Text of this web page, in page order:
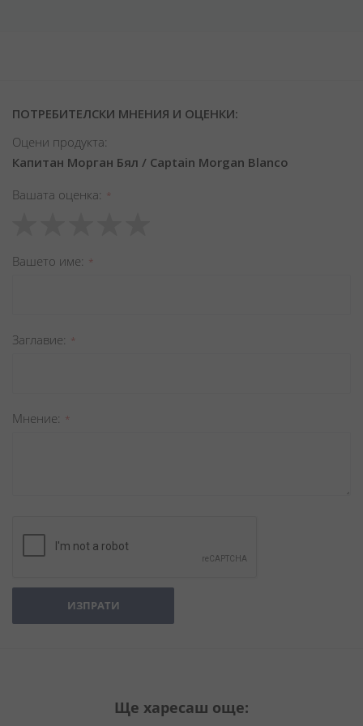
ПОТРЕБИТЕЛСКИ МНЕНИЯ И ОЦЕНКИ:
Оцени продукта:
Капитан Морган Бял / Captain Morgan Blanco
Вашата оценка
star
stars
stars
stars
stars
Вашето име
Заглавиe
Мнение
ИЗПРАТИ
Ще харесаш още: